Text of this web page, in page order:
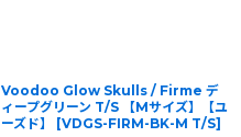
Voodoo Glow Skulls / Firme デ
ィープグリーン T/S 【Mサイズ】【ユ
ーズド】
[VDGS-FIRM-BK-M T/S]